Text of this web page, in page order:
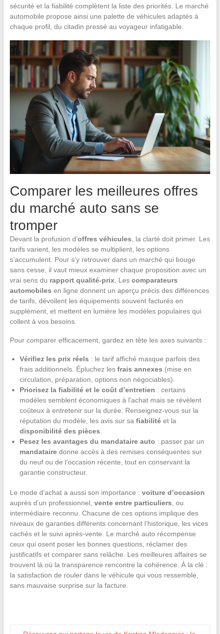
sécurité et la fiabilité complètent la liste des priorités. Le marché
automobile propose ainsi une palette de véhicules adaptés à
chaque profil, du citadin pressé au voyageur infatigable.
Comparer les meilleures offres
du marché auto sans se
tromper
Devant la profusion d’offres véhicules , la clarté doit primer. Les
tarifs varient, les modèles se multiplient, les options
s’accumulent. Pour s’y retrouver dans un marché qui bouge
sans cesse, il vaut mieux examiner chaque proposition avec un
vrai sens du rapport qualité-prix. Les comparateurs
automobiles en ligne donnent un aperçu précis des différences
de tarifs, dévoilent les équipements souvent facturés en
supplément, et mettent en lumière les modèles populaires qui
collent à vos besoins.
Pour comparer efficacement, gardez en tête les axes suivants :
Vérifiez les prix réels : le tarif affiché masque parfois des
frais additionnels. Épluchez les frais annexes (mise en
circulation, préparation, options non négociables).
Priorisez la fiabilité et le coût d’entretien : certains
modèles semblent économiques à l’achat mais se révèlent
coûteux à entretenir sur la durée. Renseignez-vous sur la
réputation du modèle, les avis sur sa fiabilitéet la
disponibilité des pièces
Pesez les avantages du mandataire auto : passer par un
mandatairedonne accès à des remises conséquentes sur
du neuf ou de l’occasion récente, tout en conservant la
garantie constructeur.
Le mode d’achat a aussi son importance : voiture d’occasion
auprès d’un professionnel, vente entre particuliers , ou
intermédiaire reconnu. Chacune de ces options implique des
niveaux de garanties différents concernant l’historique, les vices
cachés et le suivi après-vente. Le marché auto récompense
ceux qui osent poser les bonnes questions, réclamer des
justificatifs et comparer sans relâche. Les meilleures affaires se
trouvent là où la transparence rencontre la cohérence. À la clé :
la satisfaction de rouler dans le véhicule qui vous ressemble,
sans mauvaise surprise sur la facture.